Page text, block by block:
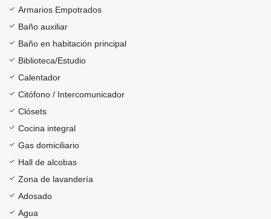
Armarios Empotrados
Baño auxiliar
Baño en habitación principal
Biblioteca/Estudio
Calentador
Citófono / Intercomunicador
Clósets
Cocina integral
Gas domiciliario
Hall de alcobas
Zona de lavandería
Adosado
Agua